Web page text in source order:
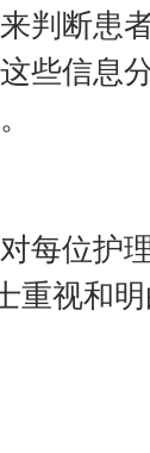
判断患
些信息
每位护
重视和